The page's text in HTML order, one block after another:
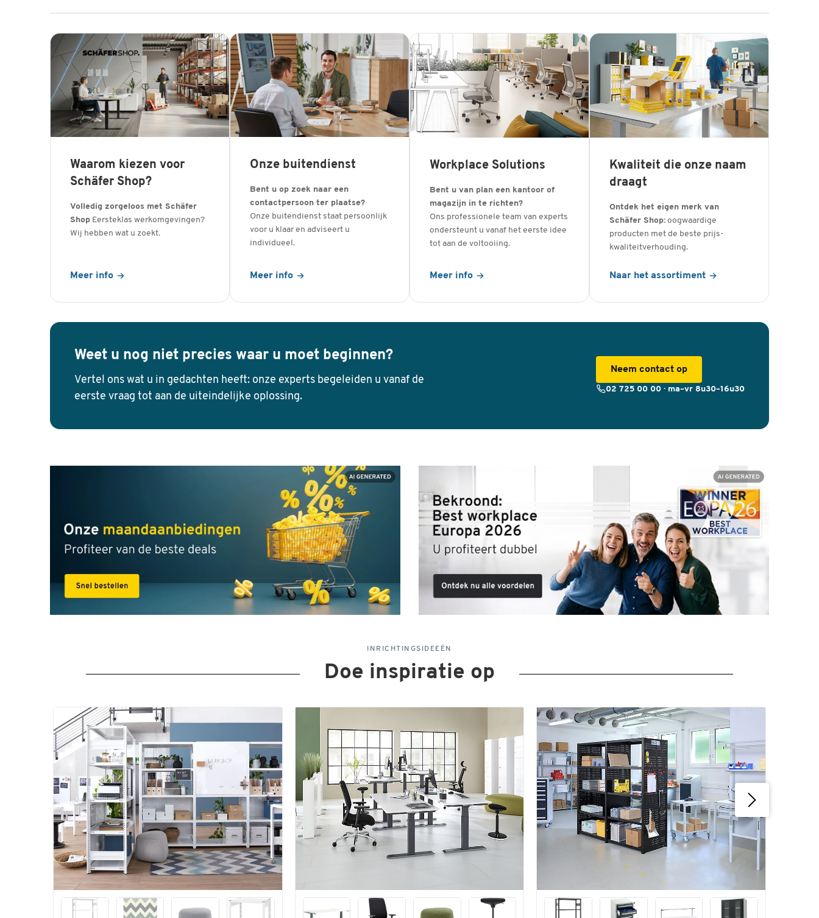
Waarom kiezen voor
Schäfer Shop?
Volledig zorgeloos met Schäfer
Shop Eersteklas werkomgevingen?
Wij hebben wat u zoekt.
Meer info
Onze buitendienst
Bent u op zoek naar een
contactpersoon ter plaatse?
Onze buitendienst staat persoonlijk
voor u klaar en adviseert u
individueel.
Meer info
Workplace Solutions
Bent u van plan een kantoor of
magazijn in te richten?
Ons professionele team van experts
ondersteunt u vanaf het eerste idee
tot aan de voltooiing.
Meer info
Kwaliteit die onze naam
draagt
Ontdek het eigen merk van
Schäfer Shop: oogwaardige
producten met de beste prijs-
kwaliteitverhouding.
Naar het assortiment
Weet u nog niet precies waar u moet beginnen?
Vertel ons wat u in gedachten heeft: onze experts begeleiden u vanaf de
eerste vraag tot aan de uiteindelijke oplossing.
Neem contact op
02 725 00 00 · ma–vr 8u30–16u30
INRICHTINGSIDEEËN
Doe inspiratie op